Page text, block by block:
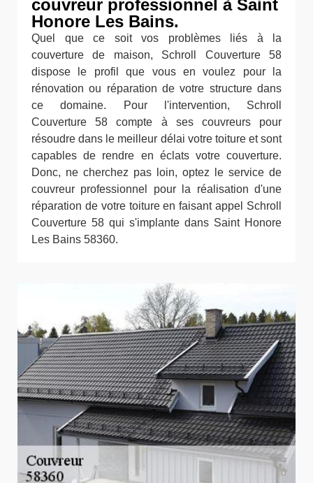
couvreur professionnel à Saint
Honore Les Bains.
Quel que ce soit vos problèmes liés à la
couverture de maison, Schroll Couverture 58
dispose le profil que vous en voulez pour la
rénovation ou réparation de votre structure dans
ce domaine. Pour l'intervention, Schroll
Couverture 58 compte à ses couvreurs pour
résoudre dans le meilleur délai votre toiture et sont
capables de rendre en éclats votre couverture.
Donc, ne cherchez pas loin, optez le service de
couvreur professionnel pour la réalisation d'une
réparation de votre toiture en faisant appel Schroll
Couverture 58 qui s'implante dans Saint Honore
Les Bains 58360.